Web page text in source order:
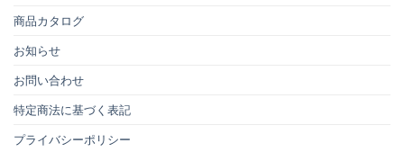
商品カタログ
お知らせ
お問い合わせ
特定商法に基づく表記
プライバシーポリシー